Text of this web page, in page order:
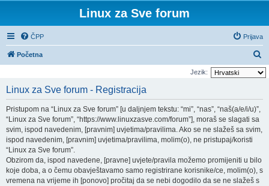
Linux za Sve forum
ČPP Prijava
Početna
r
i
Jezik:
Linux za Sve forum - Registracija
Pristupom na “Linux za Sve forum” [u daljnjem tekstu: “mi”, “nas”, “naš(a/e/i/u)”,
“Linux za Sve forum”, “https://www.linuxzasve.com/forum”], moraš se slagati sa
svim, ispod navedenim, [pravnim] uvjetima/pravilima. Ako se ne slažeš sa svim,
ispod navedenim, [pravnim] uvjetima/pravilima, molim(o), ne pristupaj/koristi
“Linux za Sve forum”.
Obzirom da, ispod navedene, [pravne] uvjete/pravila možemo promijeniti u bilo
koje doba, a o čemu obavještavamo samo registrirane korisnike/ce, molim(o), s
vremena na vrijeme ih [ponovo] pročitaj da se nebi dogodilo da se ne slažeš s